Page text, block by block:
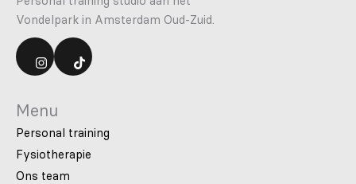
Vondelpark in Amsterdam Oud-Zuid.
Menu
Personal training
Fysiotherapie
Ons team